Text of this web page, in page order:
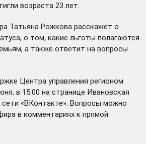
возраста 23 лет.
Татьяна Рожкова расскажет о
о том, какие льготы полагаются
а также ответит на вопросы
Центра управления регионом
в 15.00 на странице Ивановская
сети «ВКонтакте». Вопросы можно
в комментариях к прямой